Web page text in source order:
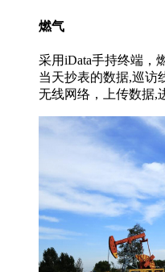
燃气
采用iData手持终端，
当天抄表的数据,巡访
无线网络，上传数据,